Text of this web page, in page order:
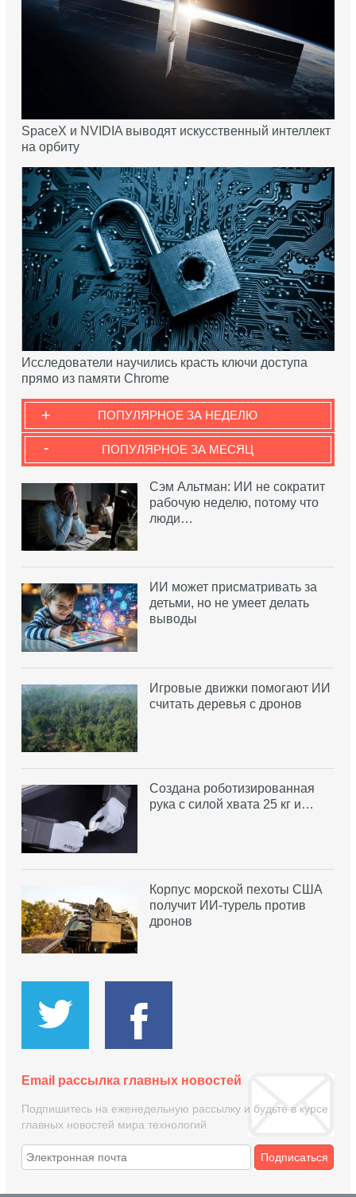
SpaceX и NVIDIA выводят искусственный интеллект
на орбиту
Исследователи научились красть ключи доступа
прямо из памяти Chrome
ПОПУЛЯРНОЕ ЗА НЕДЕЛЮ
+
ПОПУЛЯРНОЕ ЗА МЕСЯЦ
-
Сэм Альтман: ИИ не сократит
рабочую неделю, потому что
люди…
ИИ может присматривать за
детьми, но не умеет делать
выводы
Игровые движки помогают ИИ
считать деревья с дронов
Создана роботизированная
рука с силой хвата 25 кг и…
Корпус морской пехоты США
получит ИИ-турель против
дронов
Email рассылка главных новостей
Подпишитесь на еженедельную рассылку и будьте в курсе
главных новостей мира технологий
Подписаться